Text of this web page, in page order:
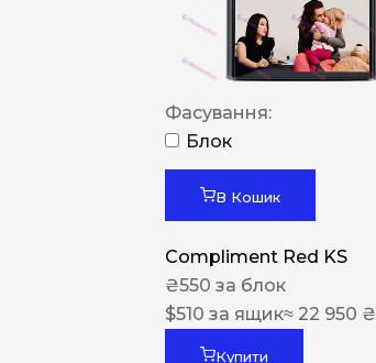
Фасування:
Блок
В Кошик
Compliment Red KS
₴550 за блок
$510 за ящик≈ 22 950 ₴
Купити